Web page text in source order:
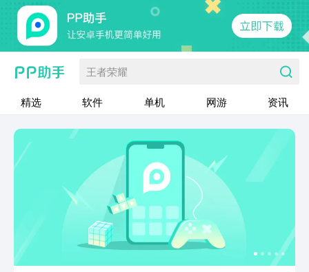
王者荣耀
精选 软件 单机 网游 资讯